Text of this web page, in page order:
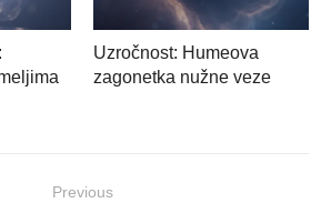
Uzročnost: Humeova
zagonetka nužne veze
Previous